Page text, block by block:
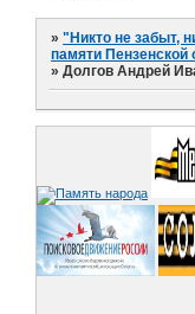
»"Никто не забыт,
памяти Пензенской
»Долгов Андрей